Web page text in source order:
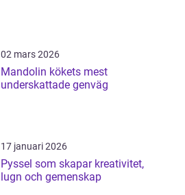
02 mars 2026
Mandolin kökets mest
underskattade genväg
17 januari 2026
Pyssel som skapar kreativitet,
lugn och gemenskap